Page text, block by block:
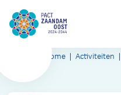
Home Activiteiten